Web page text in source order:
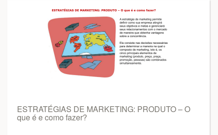
ESTRATÉGIAS DE MARKETING: PRODUTO – O
que é e como fazer?